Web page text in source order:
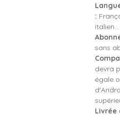
:
italien...
sans
devra
égale
Livrée